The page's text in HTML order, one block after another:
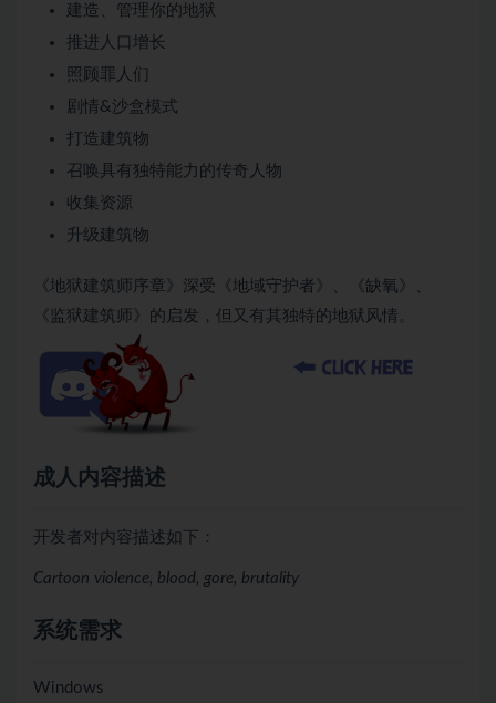
建造、管理你的地狱
推进人口增长
照顾罪人们
剧情&沙盒模式
打造建筑物
召唤具有独特能力的传奇人物
收集资源
升级建筑物
《地狱建筑师序章》深受《地域守护者》、《缺氧》、
《监狱建筑师》的启发，但又有其独特的地狱风情。
成人内容描述
开发者对内容描述如下：
Cartoon violence, blood, gore, brutality
系统需求
Windows